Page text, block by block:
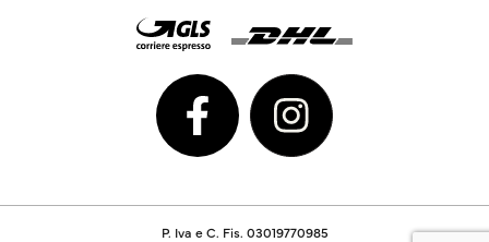
P. Iva e C. Fis. 03019770985